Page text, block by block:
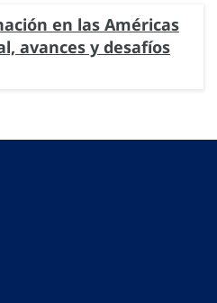
en las Américas
avances y desafíos